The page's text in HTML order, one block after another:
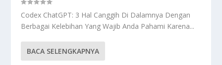
Codex ChatGPT: 3 Hal Canggih Di Dalamnya Dengan
Berbagai Kelebihan Yang Wajib Anda Pahami Karena...
BACA SELENGKAPNYA